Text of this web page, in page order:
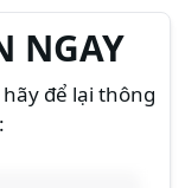
NGAY
để lại thông